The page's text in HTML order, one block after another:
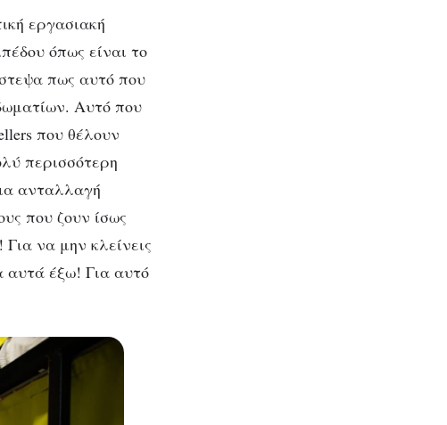
εργασιακή
όπως είναι το
πως αυτό που
Αυτό που
που θέλουν
περισσότερη
ανταλλαγή
που ζουν ίσως
να μην κλείνεις
αυτά έξω! Για αυτό